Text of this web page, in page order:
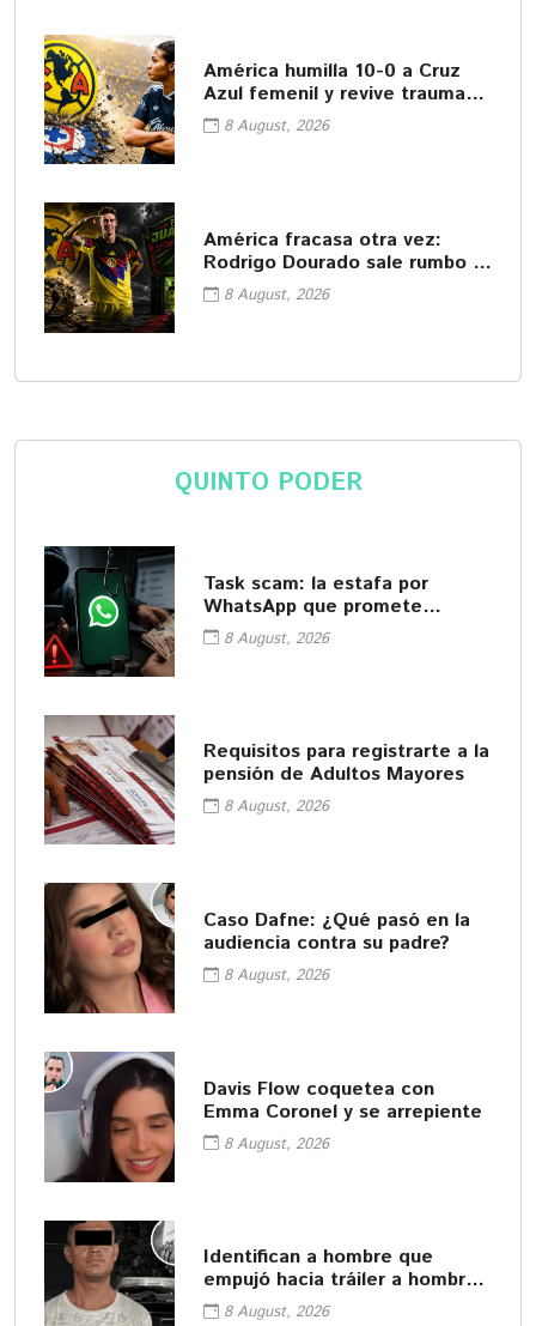
América humilla 10-0 a Cruz
Azul femenil y revive traumas
del pasado
8 August, 2026
América fracasa otra vez:
Rodrigo Dourado sale rumbo a
Juárez
8 August, 2026
QUINTO PODER
Task scam: la estafa por
WhatsApp que promete
empleos fáciles
8 August, 2026
Requisitos para registrarte a la
pensión de Adultos Mayores
8 August, 2026
Caso Dafne: ¿Qué pasó en la
audiencia contra su padre?
8 August, 2026
Davis Flow coquetea con
Emma Coronel y se arrepiente
8 August, 2026
Identifican a hombre que
empujó hacia tráiler a hombre
en Monterrey
8 August, 2026